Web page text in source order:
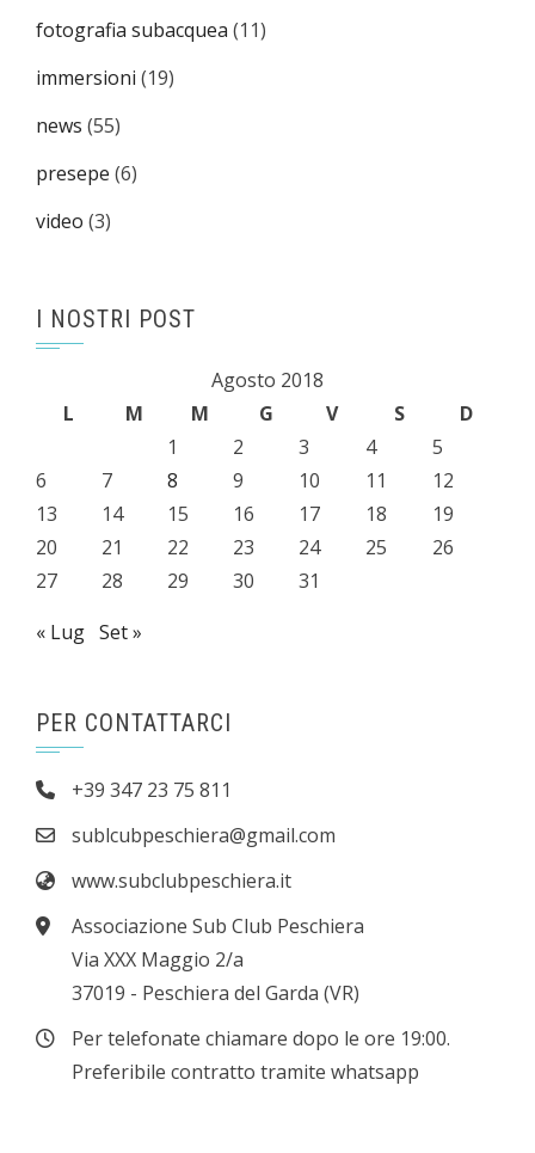
fotografia subacquea (11)
immersioni (19)
news (55)
presepe (6)
video (3)
I NOSTRI POST
Agosto 2018
L
M M G V S
D
1
2 3 4
5
6
7 8 9 10 11
12
13
14 15 16 17 18
19
20
21 22 23 24 25
26
27
28 29 30
31
« Lug Set »
PER CONTATTARCI
+39 347 23 75 811
sublcubpeschiera@gmail.com
www.subclubpeschiera.it
Associazione Sub Club Peschiera
Via XXX Maggio 2/a
37019 - Peschiera del Garda (VR)
Per telefonate chiamare dopo le ore 19:00.
Preferibile contratto tramite whatsapp